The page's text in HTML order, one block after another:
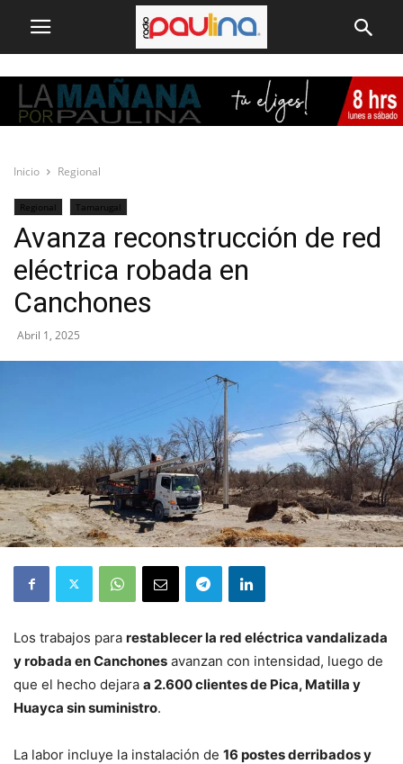
Inicio Regional
Regional Tamarugal
Avanza reconstrucción de red
eléctrica robada en
Canchones
Abril 1, 2025
Los trabajos para restablecer la red eléctrica vandalizada
y robada en Canchones avanzan con intensidad, luego de
que el hecho dejara a 2.600 clientes de Pica, Matilla y
Huayca sin suministro.
La labor incluye la instalación de 16 postes derribados y